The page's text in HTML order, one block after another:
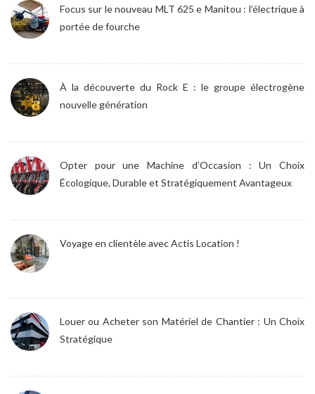
Focus sur le nouveau MLT 625 e Manitou : l’électrique à
portée de fourche
À la découverte du Rock E : le groupe électrogène
nouvelle génération
Opter pour une Machine d’Occasion : Un Choix
Écologique, Durable et Stratégiquement Avantageux
Voyage en clientèle avec Actis Location !
Louer ou Acheter son Matériel de Chantier : Un Choix
Stratégique